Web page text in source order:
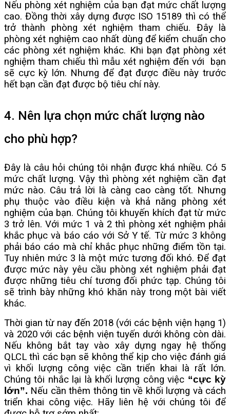
Nếu phòng xét nghiệm của bạn đạt mức chất lượng
cao. Đồng thời xây dựng được ISO 15189 thì có thể
trở thành phòng xét nghiệm tham chiếu. Đây là
phòng xét nghiệm cao nhất dùng để kiểm chuẩn cho
các phòng xét nghiệm khác. Khi bạn đạt phòng xét
nghiệm tham chiếu thì mẫu xét nghiệm đến với bạn
sẽ cực kỳ lớn. Nhưng để đạt được điều này trước
hết bạn cần đạt được bộ tiêu chí này.
4. Nên lựa chọn mức chất lượng nào
cho phù hợp?
Đây là câu hỏi chúng tôi nhận được khá nhiều. Có 5
mức chất lượng. Vậy thì phòng xét nghiệm cần đạt
mức nào. Câu trả lời là càng cao càng tốt. Nhưng
phụ thuộc vào điều kiện và khả năng phòng xét
nghiệm của bạn. Chúng tôi khuyến khích đạt từ mức
3 trở lên. Với mức 1 và 2 thì phòng xét nghiệm phải
khắc phục và báo cáo với Sở Y tế. Từ mức 3 không
phải báo cáo mà chỉ khắc phục những điểm tồn tại.
Tuy nhiên mức 3 là một mức tương đối khó. Để đạt
được mức này yêu cầu phòng xét nghiệm phải đạt
được những tiêu chí tương đối phức tạp. Chúng tôi
sẽ trình bày những khó khăn này trong một bài viết
khác.
Thời gian từ nay đến 2018 (với các bệnh viện hạng 1)
và 2020 với các bệnh viện tuyến dưới không còn dài.
Nếu không bắt tay vào xây dựng ngay hệ thống
QLCL thì các bạn sẽ không thể kịp cho việc đánh giá
vì khối lượng công việc cần triển khai là rất lớn.
Chúng tôi nhắc lại là khối lượng công việc “cực kỳ
lớn”. Nếu cần thêm thông tin về khối lượng và cách
triển khai công việc. Hãy liên hệ với chúng tôi để